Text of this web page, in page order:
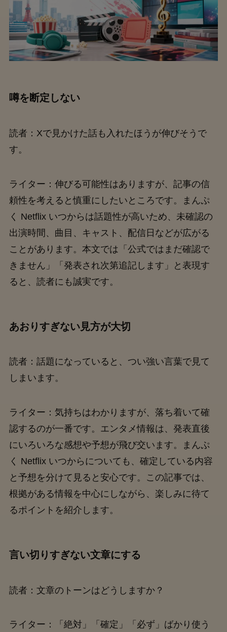
噂を断定しない
読者：Xで見かけた話も入れたほうが伸びそうで
す。
ライター：伸びる可能性はありますが、記事の信
頼性を考えると慎重にしたいところです。まんぷ
く Netflix いつからは話題性が高いため、未確認の
出演時間、曲目、キャスト、配信日などが広がる
ことがあります。本文では「公式ではまだ確認で
きません」「発表され次第追記します」と表現す
ると、読者にも誠実です。
あおりすぎない見方が大切
読者：話題になっていると、つい強い言葉で見て
しまいます。
ライター：気持ちはわかりますが、落ち着いて確
認するのが一番です。エンタメ情報は、発表直後
にいろいろな感想や予想が飛び交います。まんぷ
く Netflix いつからについても、確定している内容
と予想を分けて見ると安心です。この記事では、
根拠がある情報を中心にしながら、楽しみに待て
るポイントを紹介します。
言い切りすぎない文章にする
読者：文章のトーンはどうしますか？
ライター：「絶対」「確定」「必ず」ばかり使う